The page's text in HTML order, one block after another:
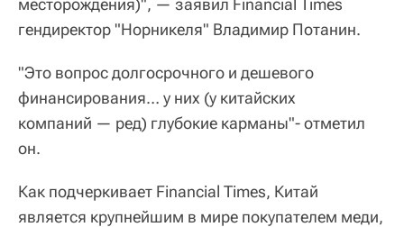
месторождения)", — заявил Financial Times
гендиректор "Норникеля" Владимир Потанин.
"Это вопрос долгосрочного и дешевого
финансирования… у них (у китайских
компаний — ред) глубокие карманы"- отметил
он.
Как подчеркивает Financial Times, Китай
является крупнейшим в мире покупателем меди,